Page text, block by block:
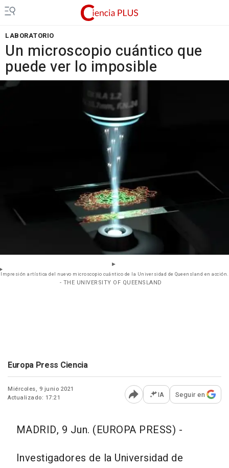
LABORATORIO
Un microscopio cuántico que
puede ver lo imposible
Impresión artística del nuevo microscopio cuántico de la Universidad de Queensland en acción.
- THE UNIVERSITY OF QUEENSLAND
Europa Press Ciencia
Miércoles, 9 junio 2021
Actualizado: 17:21
Abrir opciones para
IA Seguir en
MADRID, 9 Jun. (EUROPA PRESS) -
Investigadores de la Universidad de